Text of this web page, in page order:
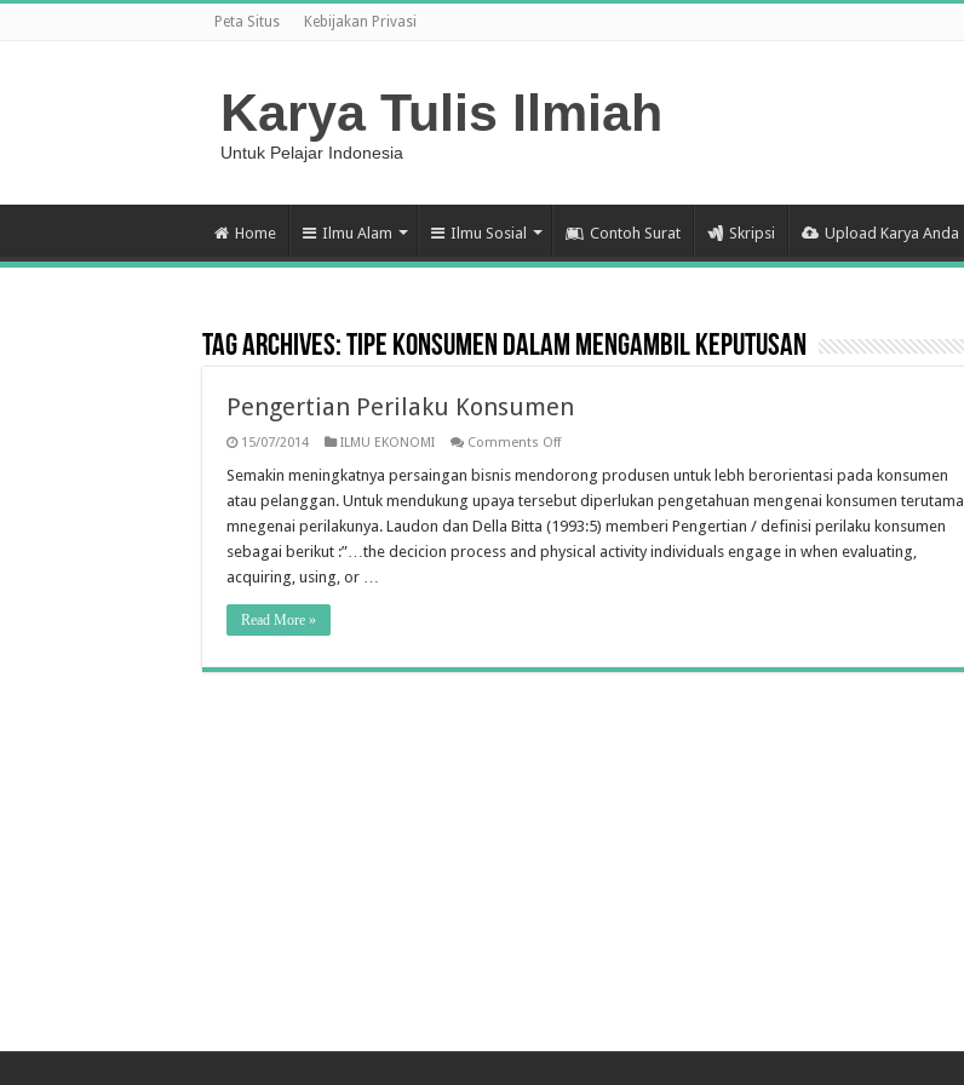
Peta Situs Kebijakan Privasi
Karya Tulis Ilmiah
Untuk Pelajar Indonesia
Home Ilmu Alam Ilmu Sosial Contoh Surat Skripsi Upload Karya Anda
Tag Archives:Tipe Konsumen dalam Mengambil Keputusan
Pengertian Perilaku Konsumen
15/07/2014 ILMU EKONOMI Comments Offon
Perilaku
Konsumen
Semakin meningkatnya persaingan bisnis mendorong produsen untuk lebh berorientasi pada konsumen
atau pelanggan. Untuk mendukung upaya tersebut diperlukan pengetahuan mengenai konsumen terutama
mnegenai perilakunya. Laudon dan Della Bitta (1993:5) memberi Pengertian / definisi perilaku konsumen
sebagai berikut :”…the decicion process and physical activity individuals engage in when evaluating,
acquiring, using, or …
Read More »